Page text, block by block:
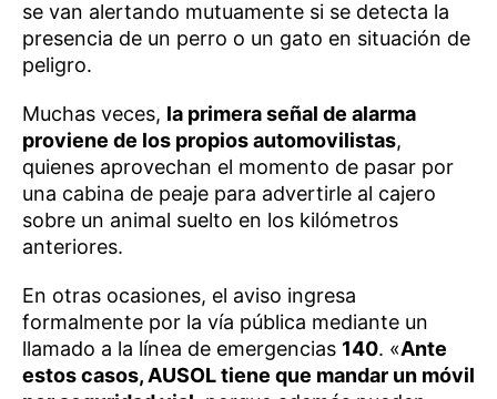
se van alertando mutuamente si se detecta la
presencia de un perro o un gato en situación de
peligro.
Muchas veces, la primera señal de alarma
proviene de los propios automovilistas,
quienes aprovechan el momento de pasar por
una cabina de peaje para advertirle al cajero
sobre un animal suelto en los kilómetros
anteriores.
En otras ocasiones, el aviso ingresa
formalmente por la vía pública mediante un
llamado a la línea de emergencias 140. «Ante
estos casos, AUSOL tiene que mandar un móvil